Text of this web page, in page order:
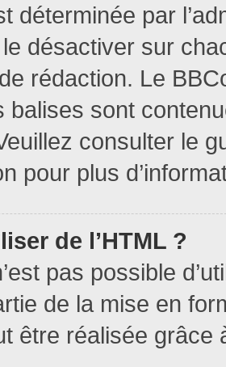
déterminée par
désactiver sur
rédaction. Le
balises sont
consulter le
pour plus
de l’HTML ?
pas possible
de la mise en
être réalisée grâce